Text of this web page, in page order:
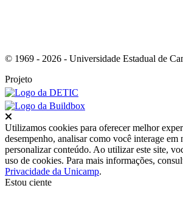
© 1969 - 2026 - Universidade Estadual de
Projeto
Utilizamos cookies para oferecer melhor
desempenho, analisar como você interage em
personalizar conteúdo. Ao utilizar este site,
uso de cookies. Para mais informações,
Privacidade da Unicamp.
Estou ciente